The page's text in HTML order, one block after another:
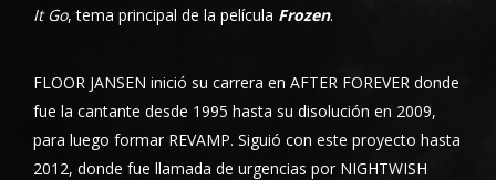
It Go, tema principal de la película Frozen.
FLOOR JANSEN inició su carrera en AFTER FOREVER donde
fue la cantante desde 1995 hasta su disolución en 2009,
para luego formar REVAMP. Siguió con este proyecto hasta
2012, donde fue llamada de urgencias por NIGHTWISH